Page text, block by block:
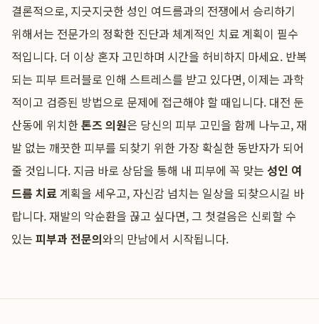
결론적으로, 지긋지긋한 성인 여드름과의 전쟁에서 승리하기
위해서는 전문가의 정확한 진단과 체계적인 치료 계획이 필수
적입니다. 더 이상 혼자 고민하며 시간을 허비하지 마세요. 반복
되는 피부 트러블로 인해 스트레스를 받고 있다면, 이제는 과학
적이고 검증된 방법으로 문제에 접근해야 할 때입니다. 대전 둔
산동에 위치한톤즈 의원은 당신의 피부 고민을 함께 나누고, 재
발 없는 깨끗한 피부를 되찾기 위한 가장 확실한 동반자가 되어
줄 것입니다. 지금 바로 상담을 통해 내 피부에 꼭 맞는 성인 여
드름 치료계획을 세우고, 자신감 넘치는 일상을 되찾으시길 바
랍니다. 재발의 악순환을 끊고 싶다면, 그 첫걸음은 신뢰할 수
있는 피부과 전문의와의 만남에서 시작됩니다.